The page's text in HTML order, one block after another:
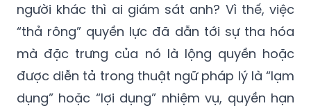
người khác thì ai giám sát anh? Vì thế, việc
“thả rông” quyền lực đã dẫn tới sự tha hóa
mà đặc trưng của nó là lộng quyền hoặc
được diễn tả trong thuật ngữ pháp lý là “lạm
dụng” hoặc “lợi dụng” nhiệm vụ, quyền hạn